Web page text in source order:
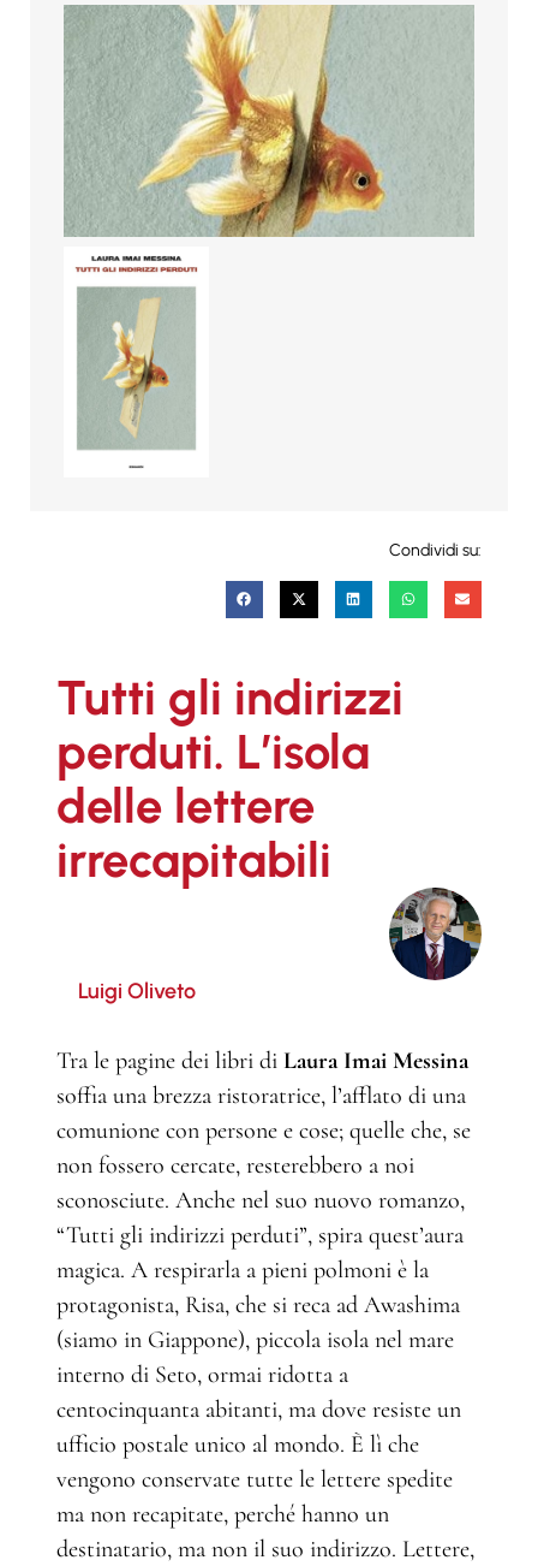
Condividi su:
Tutti gli indirizzi
perduti. L’isola
delle lettere
irrecapitabili
Luigi Oliveto
Tra le pagine dei libri di Laura Imai Messina
soffia una brezza ristoratrice, l’afflato di una
comunione con persone e cose; quelle che, se
non fossero cercate, resterebbero a noi
sconosciute. Anche nel suo nuovo romanzo,
“Tutti gli indirizzi perduti”, spira quest’aura
magica. A respirarla a pieni polmoni è la
protagonista, Risa, che si reca ad Awashima
(siamo in Giappone), piccola isola nel mare
interno di Seto, ormai ridotta a
centocinquanta abitanti, ma dove resiste un
ufficio postale unico al mondo. È lì che
vengono conservate tutte le lettere spedite
ma non recapitate, perché hanno un
destinatario, ma non il suo indirizzo. Lettere,